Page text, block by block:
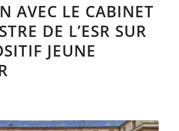
AVEC LE CABINET
DE L’ESR SUR
JEUNE